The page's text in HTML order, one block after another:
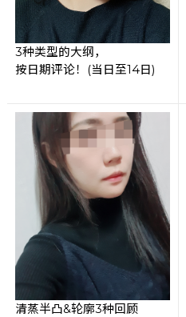
3种类型的大纲，
按日期评论！(当日至14日)
清蒸半凸&轮廓3种回顾